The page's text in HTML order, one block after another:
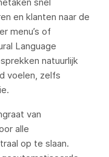
en klanten naar de
menu’s of
Language
natuurlijk
voelen, zelfs
van
alle
op te slaan.